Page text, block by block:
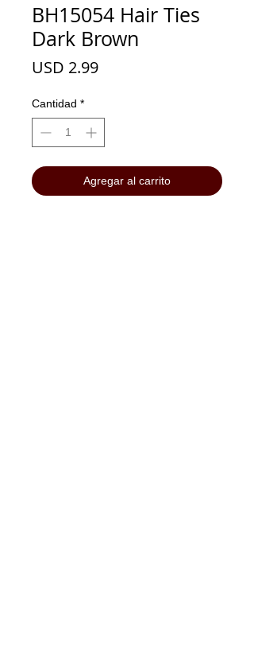
BH15054 Hair Ties
Dark Brown
USD 2.99Precio
Cantidad *
Agregar al carrito